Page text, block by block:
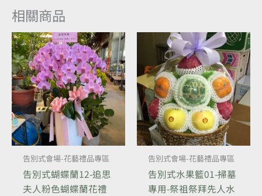
相關商品
告別式會場-花藝禮品專區
告別式蝴蝶蘭12-追思
夫人粉色蝴蝶蘭花禮
告別式會場-花藝禮品專區
告別式水果籃01-掃墓
專用-祭祖祭拜先人水